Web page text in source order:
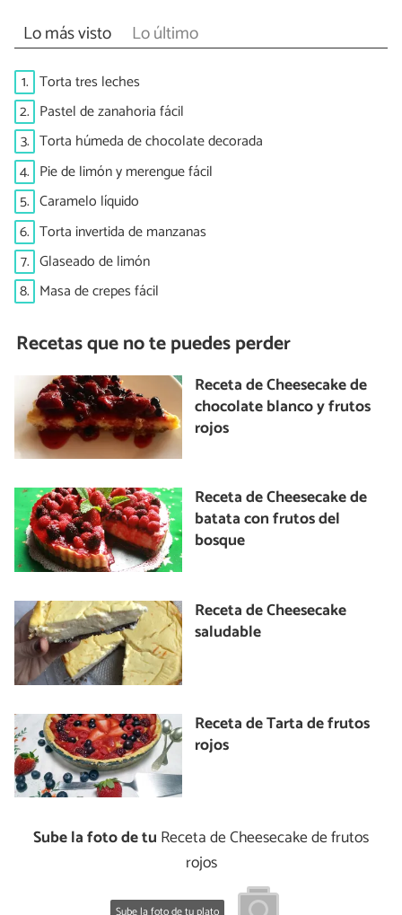
Lo más visto Lo último
1. Torta tres leches
2. Pastel de zanahoria fácil
3. Torta húmeda de chocolate decorada
4. Pie de limón y merengue fácil
5. Caramelo líquido
6. Torta invertida de manzanas
7. Glaseado de limón
8. Masa de crepes fácil
Recetas que no te puedes perder
Receta de Cheesecake de
chocolate blanco y frutos
rojos
Receta de Cheesecake de
batata con frutos del
bosque
Receta de Cheesecake
saludable
Receta de Tarta de frutos
rojos
Sube la foto de tu Receta de Cheesecake de frutos
rojos
Sube la foto de tu plato